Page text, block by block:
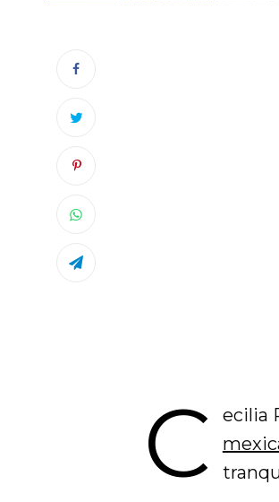
C ecilia